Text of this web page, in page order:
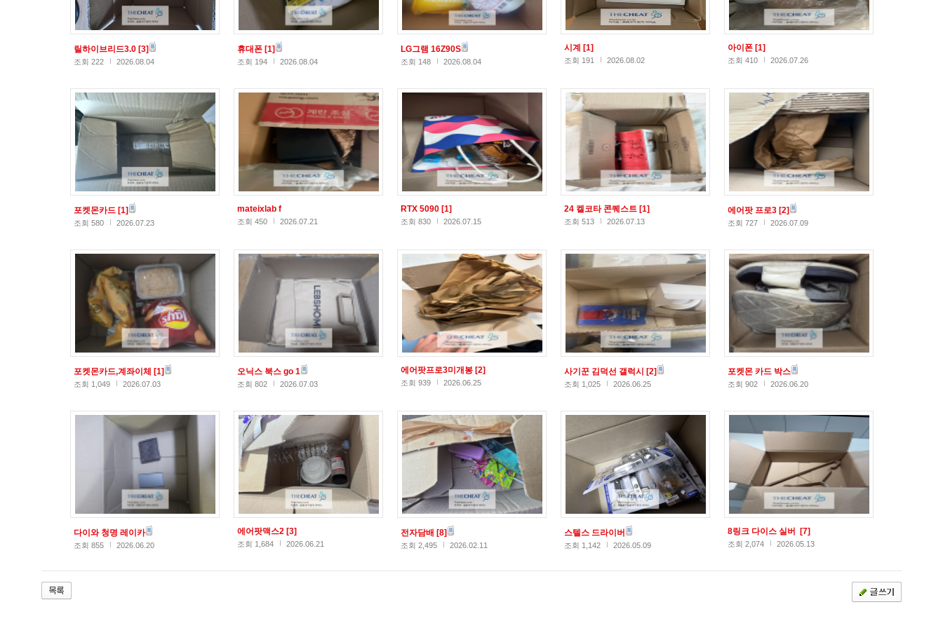
릴하이브리드3.0 [3]
조회 222 2026.08.04
휴대폰 [1]
조회 194 2026.08.04
LG그램 16Z90S
조회 148 2026.08.04
시계 [1]
조회 191 2026.08.02
아이폰 [1]
조회 410 2026.07.26
포켓몬카드 [1]
조회 580 2026.07.23
mateixlab f
조회 450 2026.07.21
RTX 5090 [1]
조회 830 2026.07.15
24 켈코타 콘퀘스트 [1]
조회 513 2026.07.13
에어팟 프로3 [2]
조회 727 2026.07.09
포켓몬카드,계좌이체 [1]
조회 1,049 2026.07.03
오닉스 북스 go 1
조회 802 2026.07.03
에어팟프로3미개봉 [2]
조회 939 2026.06.25
사기꾼 김덕선 갤럭시 [2]
조회 1,025 2026.06.25
포켓몬 카드 박스
조회 902 2026.06.20
다이와 청명 레이카
조회 855 2026.06.20
에어팟맥스2 [3]
조회 1,684 2026.06.21
전자담배 [8]
조회 2,495 2026.02.11
스텔스 드라이버
조회 1,142 2026.05.09
8링크 다이스 실버 [7]
조회 2,074 2026.05.13